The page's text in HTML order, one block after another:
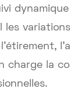
les
charge la